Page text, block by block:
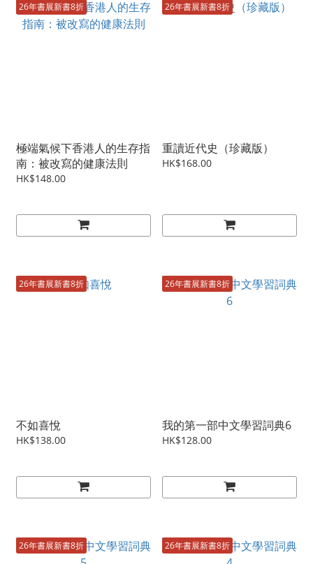
26年書展新書8折
極端氣候下香港人的生存指
南：被改寫的健康法則
HK$148.00
26年書展新書8折
重讀近代史（珍藏版）
HK$168.00
26年書展新書8折
不如喜悅
HK$138.00
26年書展新書8折
我的第一部中文學習詞典6
HK$128.00
26年書展新書8折 26年書展新書8折